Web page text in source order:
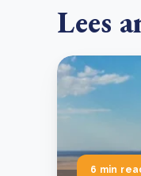
Lees
6 min